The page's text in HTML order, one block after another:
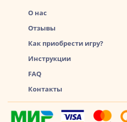
О нас
Отзывы
Как приобрести игру?
Инструкции
FAQ
Контакты